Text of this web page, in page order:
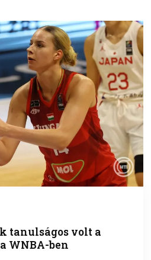
tanulságos volt a
WNBA-ben